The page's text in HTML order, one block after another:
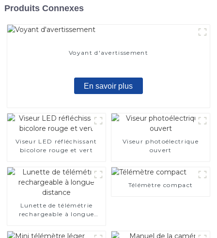
Produits Connexes
Voyant d'avertissement
En savoir plus
Viseur LED réfléchissant
bicolore rouge et vert
Viseur photoélectrique
ouvert
Lunette de télémétrie
rechargeable à longue
Télémètre compact